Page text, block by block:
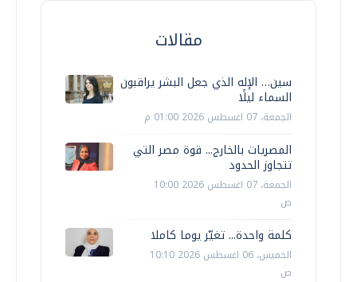
مقالات
سين… الإله الذي جعل البشر يراقبون
السماء ليلًا
الجمعة، 07 اغسطس 2026 01:00 م
المصريات بالخارج... قوة مصر التي
تتجاوز الحدود
الجمعة، 07 اغسطس 2026 10:00
ص
كلمة واحدة... تغيّر يوما كاملا
الخميس، 06 اغسطس 2026 10:10
ص